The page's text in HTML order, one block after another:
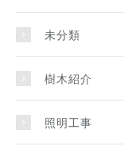
未分類
樹木紹介
照明工事